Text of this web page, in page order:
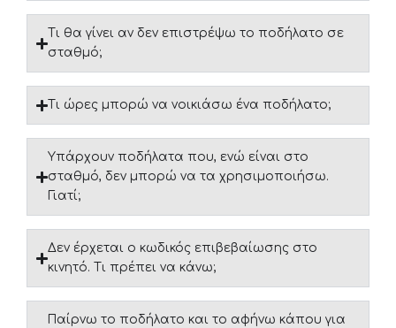
Τι θα γίνει αν δεν επιστρέψω το ποδήλατο σε
σταθμό;
Τι ώρες μπορώ να νοικιάσω ένα ποδήλατο;
Υπάρχουν ποδήλατα που, ενώ είναι στο
σταθμό, δεν μπορώ να τα χρησιμοποιήσω.
Γιατί;
Δεν έρχεται ο κωδικός επιβεβαίωσης στο
κινητό. Τι πρέπει να κάνω;
Παίρνω το ποδήλατο και το αφήνω κάπου για